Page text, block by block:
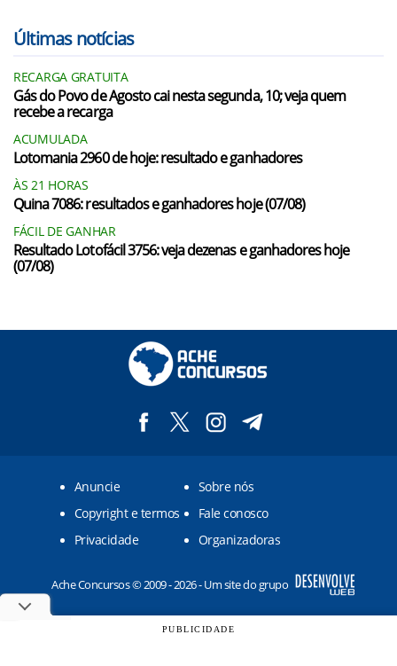
Últimas notícias
RECARGA GRATUITA
Gás do Povo de Agosto cai nesta segunda, 10; veja quem
recebe a recarga
ACUMULADA
Lotomania 2960 de hoje: resultado e ganhadores
ÀS 21 HORAS
Quina 7086: resultados e ganhadores hoje (07/08)
FÁCIL DE GANHAR
Resultado Lotofácil 3756: veja dezenas e ganhadores hoje
(07/08)
Anuncie
Sobre nós
Copyright e termos
Fale conosco
Privacidade
Organizadoras
Ache Concursos © 2009 - 2026 - Um site do grupo
PUBLICIDADE